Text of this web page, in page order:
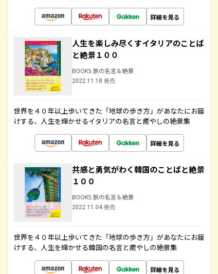
詳細を見る
人生を楽しみ尽くすイタリアのことば
と絶景１００
BOOKS 旅の名言＆絶景
2022.11.18 発売
世界を４０年以上歩いてきた「地球の歩き方」があなたにお届
けする、人生を輝かせるイタリアの名言と癒やしの絶景集
詳細を見る
共感と勇気がわく韓国のことばと絶景
１００
BOOKS 旅の名言＆絶景
2022.11.04 発売
世界を４０年以上歩いてきた「地球の歩き方」があなたにお届
けする、人生を輝かせる韓国の名言と癒やしの絶景集
詳細を見る